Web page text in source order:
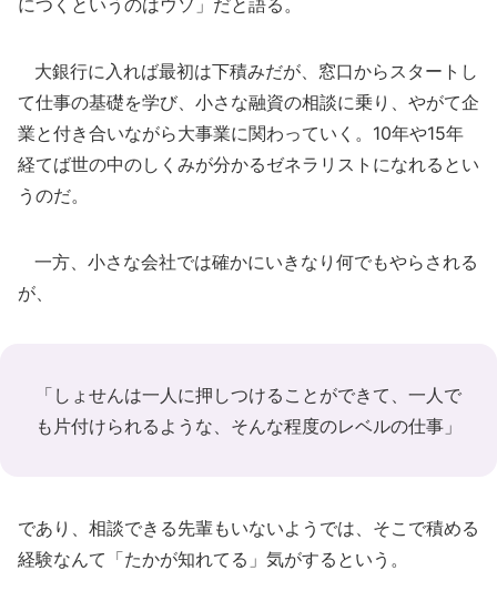
につくというのはウソ」だと語る。
大銀行に入れば最初は下積みだが、窓口からスタートし
て仕事の基礎を学び、小さな融資の相談に乗り、やがて企
業と付き合いながら大事業に関わっていく。10年や15年
経てば世の中のしくみが分かるゼネラリストになれるとい
うのだ。
一方、小さな会社では確かにいきなり何でもやらされる
が、
「しょせんは一人に押しつけることができて、一人で
も片付けられるような、そんな程度のレベルの仕事」
であり、相談できる先輩もいないようでは、そこで積める
経験なんて「たかが知れてる」気がするという。